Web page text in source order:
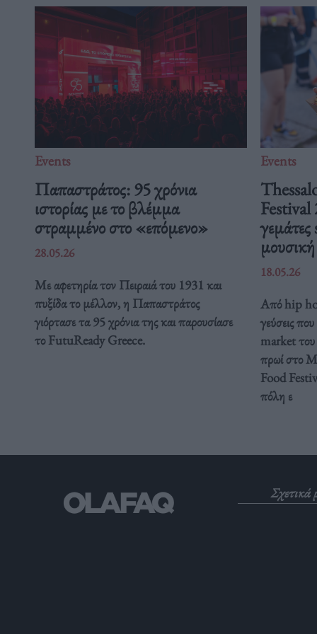
Events
Παπαστράτος: 95 χρόνια
ιστορίας με το βλέμμα
στραμμένο στο «επόμενο»
28.05.26
Με αφετηρία τον Πειραιά του 1931 και
πυξίδα το μέλλον, η Παπαστράτος
γιόρτασε τα 95 χρόνια της και παρουσίασε
το FutuReady Greece.
Events
Festival
18.05.26
Από hip
γεύσεις
market του
πρωί στο
Food
πόλη ε
Σχετικά